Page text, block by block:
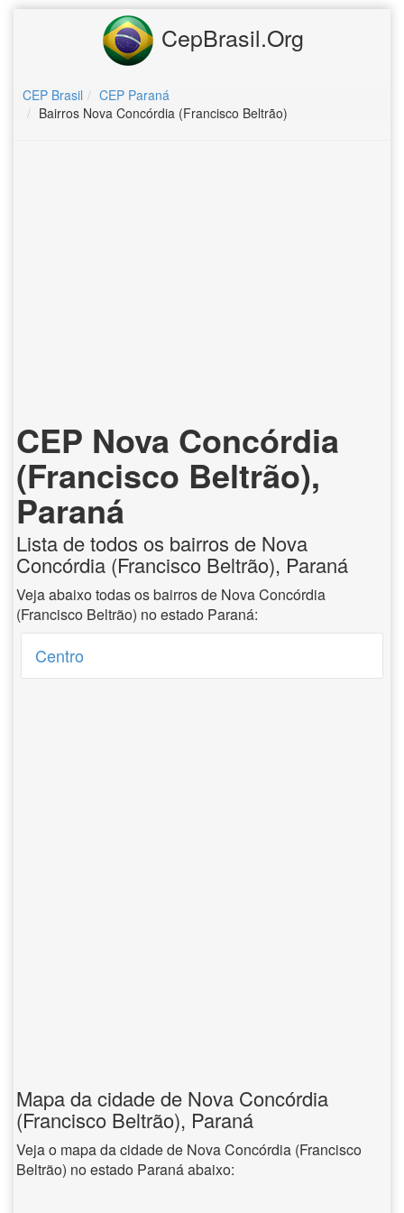
CepBrasil.Org
CEP Brasil
CEP Paraná
Bairros Nova Concórdia (Francisco Beltrão)
CEP Nova Concórdia
(Francisco Beltrão),
Paraná
Lista de todos os bairros de Nova
Concórdia (Francisco Beltrão), Paraná
Veja abaixo todas os bairros de Nova Concórdia
(Francisco Beltrão) no estado Paraná:
Centro
Mapa da cidade de Nova Concórdia
(Francisco Beltrão), Paraná
Veja o mapa da cidade de Nova Concórdia (Francisco
Beltrão) no estado Paraná abaixo: